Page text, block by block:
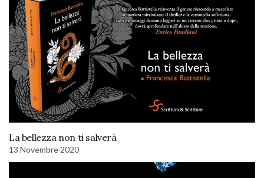
La bellezza non ti salverà
13 Novembre 2020